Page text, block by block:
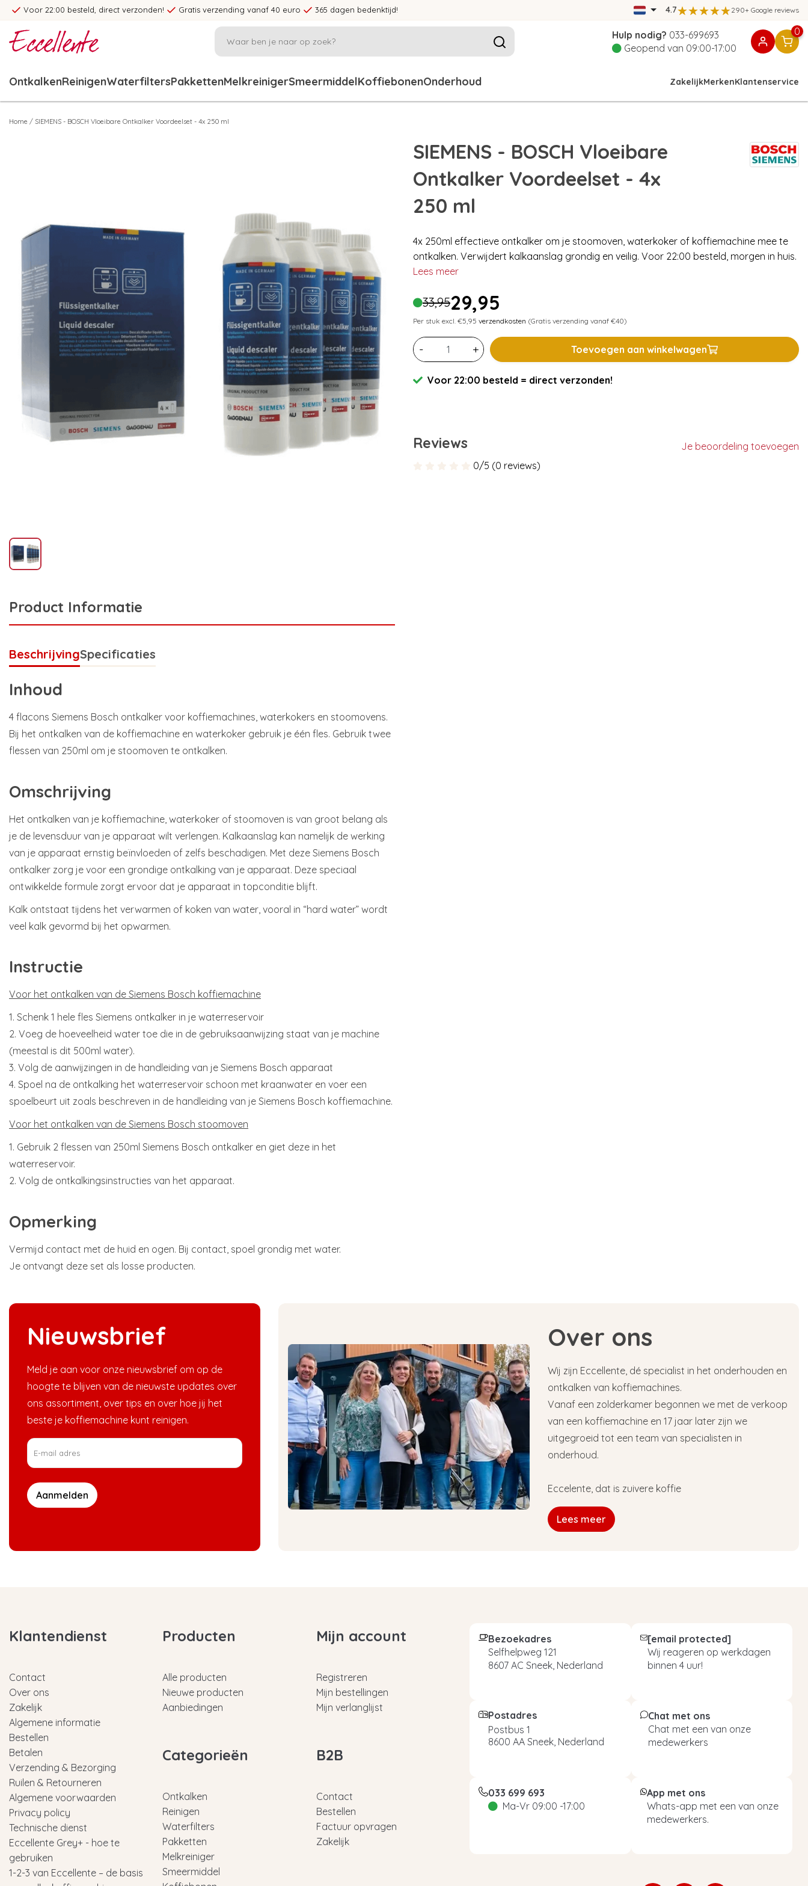
Voor 22:00 besteld, direct verzonden! Gratis verzending vanaf 40 euro 365 dagen bedenktijd! 4.7 290+ Google reviews
Hulp nodig? 033-699693
Geopend van 09:00-17:00
0
OntkalkenReinigenWaterfiltersPakkettenMelkreinigerSmeermiddelKoffiebonenOnderhoud ZakelijkMerkenKlantenservice
Home / SIEMENS - BOSCH Vloeibare Ontkalker Voordeelset - 4x 250 ml
Product Informatie
BeschrijvingSpecificaties
Inhoud
4 flacons Siemens Bosch ontkalker voor koffiemachines, waterkokers en stoomovens.
Bij het ontkalken van de koffiemachine en waterkoker gebruik je één fles. Gebruik twee
flessen van 250ml om je stoomoven te ontkalken.
Omschrijving
Het ontkalken van je koffiemachine, waterkoker of stoomoven is van groot belang als
je de levensduur van je apparaat wilt verlengen. Kalkaanslag kan namelijk de werking
van je apparaat ernstig beïnvloeden of zelfs beschadigen. Met deze Siemens Bosch
ontkalker zorg je voor een grondige ontkalking van je apparaat. Deze speciaal
ontwikkelde formule zorgt ervoor dat je apparaat in topconditie blijft.
Kalk ontstaat tijdens het verwarmen of koken van water, vooral in “hard water” wordt
veel kalk gevormd bij het opwarmen.
Instructie
Voor het ontkalken van de Siemens Bosch koffiemachine
1. Schenk 1 hele fles Siemens ontkalker in je waterreservoir
2. Voeg de hoeveelheid water toe die in de gebruiksaanwijzing staat van je machine
(meestal is dit 500ml water).
3. Volg de aanwijzingen in de handleiding van je Siemens Bosch apparaat
4. Spoel na de ontkalking het waterreservoir schoon met kraanwater en voer een
spoelbeurt uit zoals beschreven in de handleiding van je Siemens Bosch koffiemachine.
Voor het ontkalken van de Siemens Bosch stoomoven
1. Gebruik 2 flessen van 250ml Siemens Bosch ontkalker en giet deze in het
waterreservoir.
2. Volg de ontkalkingsinstructies van het apparaat.
Opmerking
Vermijd contact met de huid en ogen. Bij contact, spoel grondig met water.
Je ontvangt deze set als losse producten.
SIEMENS - BOSCH Vloeibare
Ontkalker Voordeelset - 4x
250 ml
4x 250ml effectieve ontkalker om je stoomoven, waterkoker of koffiemachine mee te
ontkalken. Verwijdert kalkaanslag grondig en veilig. Voor 22:00 besteld, morgen in huis.
Lees meer
33,9529,95
Per stuk excl. €5,95 verzendkosten (Gratis verzending vanaf €40)
- + Toevoegen aan winkelwagen
Voor 22:00 besteld = direct verzonden!
Reviews
Je beoordeling toevoegen
0/5 (0 reviews)
Nieuwsbrief
Meld je aan voor onze nieuwsbrief om op de
hoogte te blijven van de nieuwste updates over
ons assortiment, over tips en over hoe jij het
beste je koffiemachine kunt reinigen.
Aanmelden
Over ons
Wij zijn Eccellente, dé specialist in het onderhouden en
ontkalken van koffiemachines.
Vanaf een zolderkamer begonnen we met de verkoop
van een koffiemachine en 17 jaar later zijn we
uitgegroeid tot een team van specialisten in
onderhoud.
Eccelente, dat is zuivere koffie
Lees meer
Klantendienst
Contact
Over ons
Zakelijk
Algemene informatie
Bestellen
Betalen
Verzending & Bezorging
Ruilen & Retourneren
Algemene voorwaarden
Privacy policy
Technische dienst
Eccellente Grey+ - hoe te
gebruiken
1-2-3 van Eccellente – de basis
Producten
Alle producten
Nieuwe producten
Aanbiedingen
Categorieën
Ontkalken
Reinigen
Waterfilters
Pakketten
Melkreiniger
Smeermiddel
Mijn account
Registreren
Mijn bestellingen
Mijn verlanglijst
B2B
Contact
Bestellen
Factuur opvragen
Zakelijk
Bezoekadres
Selfhelpweg 121
8607 AC Sneek, Nederland
[email protected]
Wij reageren op werkdagen
binnen 4 uur!
Postadres
Postbus 1
8600 AA Sneek, Nederland
Chat met ons
Chat met een van onze
medewerkers
033 699 693
Ma-Vr 09:00 -17:00
App met ons
Whats-app met een van onze
medewerkers.